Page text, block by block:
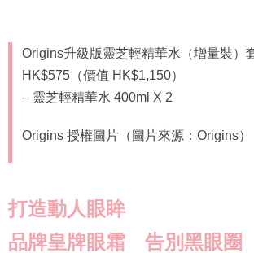
Origins升級版靈芝輕精華水（增量裝）
HK$575（價值 HK$1,150）
– 靈芝輕精華水 400ml X 2
Origins 授權圖片（圖片來源：Origins）
打造動人眼眸
品牌皇牌眼霜 告別黑眼圈